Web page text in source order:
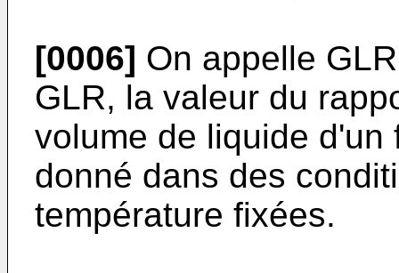
[0006] On appelle
GLR, la valeur du
volume de liquide
donné dans des
température fixées.